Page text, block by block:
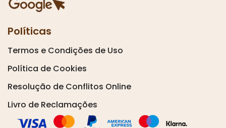
Políticas
Termos e Condições de Uso
Política de Cookies
Resolução de Conflitos Online
Livro de Reclamações